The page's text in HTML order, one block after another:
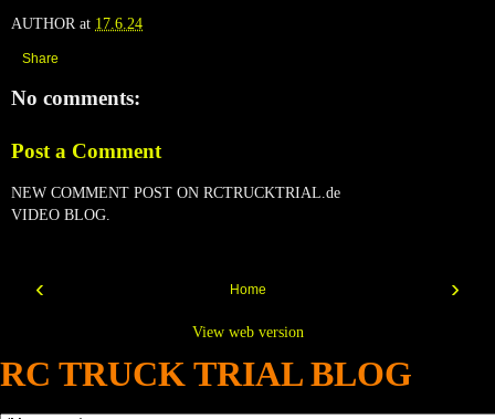
AUTHOR at 17.6.24
Share
No comments:
Post a Comment
NEW COMMENT POST ON RCTRUCKTRIAL.de
VIDEO BLOG.
‹ ›
Home
View web version
RC TRUCK TRIAL BLOG